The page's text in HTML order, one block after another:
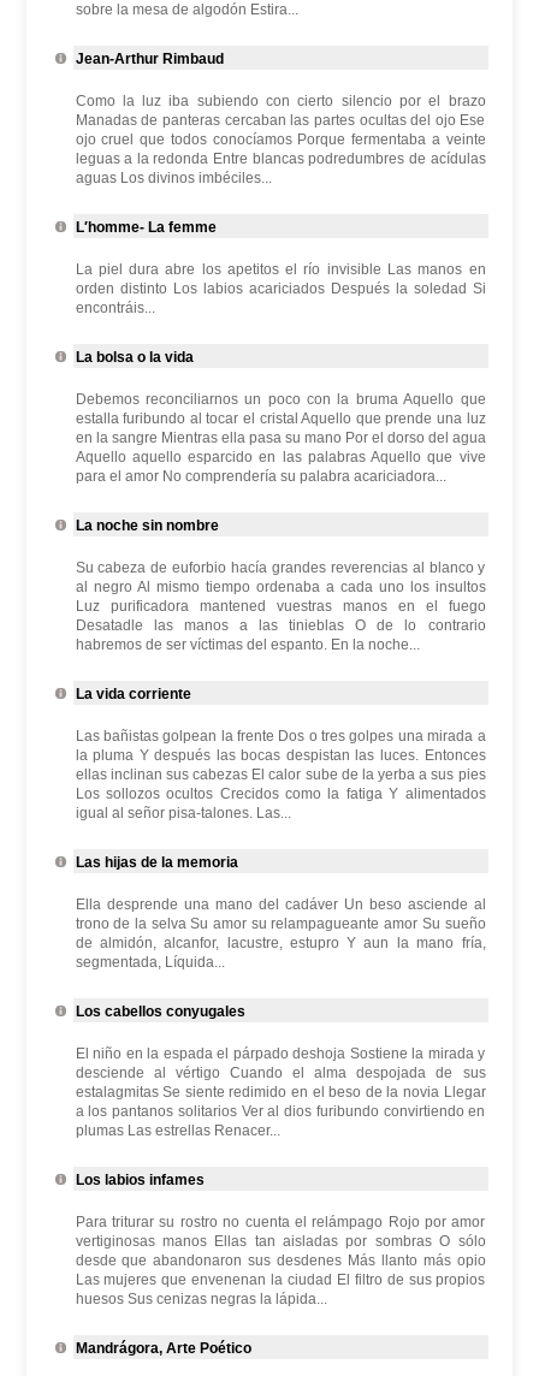
sobre la mesa de algodón Estira...
Jean-Arthur Rimbaud
Como la luz iba subiendo con cierto silencio por el brazo
Manadas de panteras cercaban las partes ocultas del ojo Ese
ojo cruel que todos conocíamos Porque fermentaba a veinte
leguas a la redonda Entre blancas podredumbres de acídulas
aguas Los divinos imbéciles...
L′homme- La femme
La piel dura abre los apetitos el río invisible Las manos en
orden distinto Los labios acariciados Después la soledad Si
encontráis...
La bolsa o la vida
Debemos reconciliarnos un poco con la bruma Aquello que
estalla furibundo al tocar el cristal Aquello que prende una luz
en la sangre Mientras ella pasa su mano Por el dorso del agua
Aquello aquello esparcido en las palabras Aquello que vive
para el amor No comprendería su palabra acariciadora...
La noche sin nombre
Su cabeza de euforbio hacía grandes reverencias al blanco y
al negro Al mismo tiempo ordenaba a cada uno los insultos
Luz purificadora mantened vuestras manos en el fuego
Desatadle las manos a las tinieblas O de lo contrario
habremos de ser víctimas del espanto. En la noche...
La vida corriente
Las bañistas golpean la frente Dos o tres golpes una mirada a
la pluma Y después las bocas despistan las luces. Entonces
ellas inclinan sus cabezas El calor sube de la yerba a sus pies
Los sollozos ocultos Crecidos como la fatiga Y alimentados
igual al señor pisa-talones. Las...
Las hijas de la memoria
Ella desprende una mano del cadáver Un beso asciende al
trono de la selva Su amor su relampagueante amor Su sueño
de almidón, alcanfor, lacustre, estupro Y aun la mano fría,
segmentada, Líquida...
Los cabellos conyugales
El niño en la espada el párpado deshoja Sostiene la mirada y
desciende al vértigo Cuando el alma despojada de sus
estalagmitas Se siente redimido en el beso de la novia Llegar
a los pantanos solitarios Ver al dios furibundo convirtiendo en
plumas Las estrellas Renacer...
Los labios infames
Para triturar su rostro no cuenta el relámpago Rojo por amor
vertiginosas manos Ellas tan aisladas por sombras O sólo
desde que abandonaron sus desdenes Más llanto más opio
Las mujeres que envenenan la ciudad El filtro de sus propios
huesos Sus cenizas negras la lápida...
Mandrágora, Arte Poético